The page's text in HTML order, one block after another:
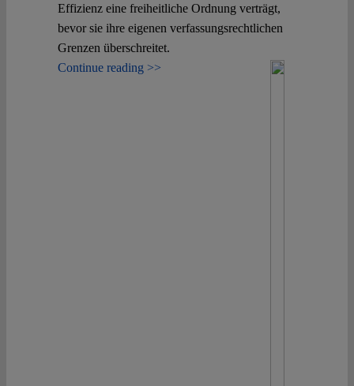
Effizienz eine freiheitliche Ordnung verträgt,
bevor sie ihre eigenen verfassungsrechtlichen
Grenzen überschreitet.
Continue reading >>